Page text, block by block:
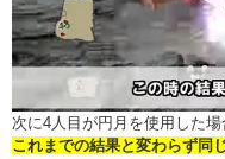
次に4人目が円月を使用した
これまでの結果と変わらず同